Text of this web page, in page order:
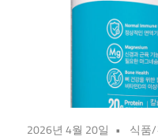
2026년 4월 20일 식품